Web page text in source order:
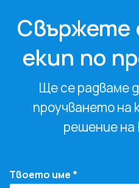
Свържете
екип по
Ще се радваме
проучването на
решение на
Твоето име *